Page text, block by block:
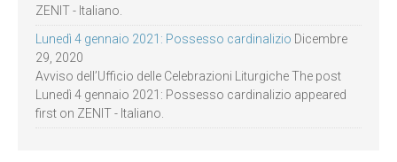
ZENIT - Italiano.
Lunedì 4 gennaio 2021: Possesso cardinalizio Dicembre
29, 2020
Avviso dell’Ufficio delle Celebrazioni Liturgiche The post
Lunedì 4 gennaio 2021: Possesso cardinalizio appeared
first on ZENIT - Italiano.